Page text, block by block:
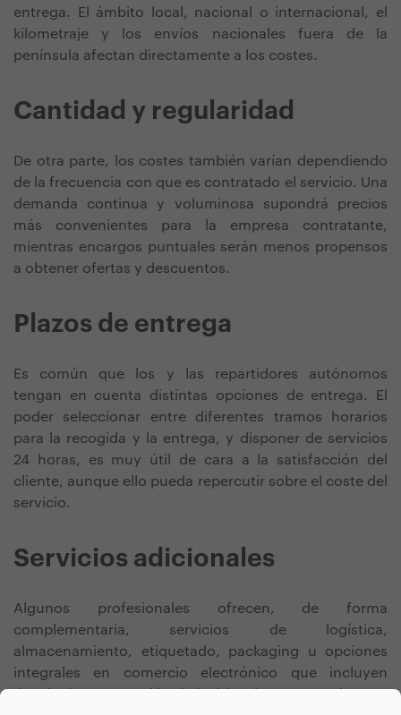
entrega. El ámbito local, nacional o internacional, el
kilometraje y los envíos nacionales fuera de la
península afectan directamente a los costes.
Cantidad y regularidad
De otra parte, los costes también varían dependiendo
de la frecuencia con que es contratado el servicio. Una
demanda continua y voluminosa supondrá precios
más convenientes para la empresa contratante,
mientras encargos puntuales serán menos propensos
a obtener ofertas y descuentos.
Plazos de entrega
Es común que los y las repartidores autónomos
tengan en cuenta distintas opciones de entrega. El
poder seleccionar entre diferentes tramos horarios
para la recogida y la entrega, y disponer de servicios
24 horas, es muy útil de cara a la satisfacción del
cliente, aunque ello pueda repercutir sobre el coste del
servicio.
Servicios adicionales
Algunos profesionales ofrecen, de forma
complementaria, servicios de logística,
almacenamiento, etiquetado, packaging u opciones
integrales en comercio electrónico que incluyen